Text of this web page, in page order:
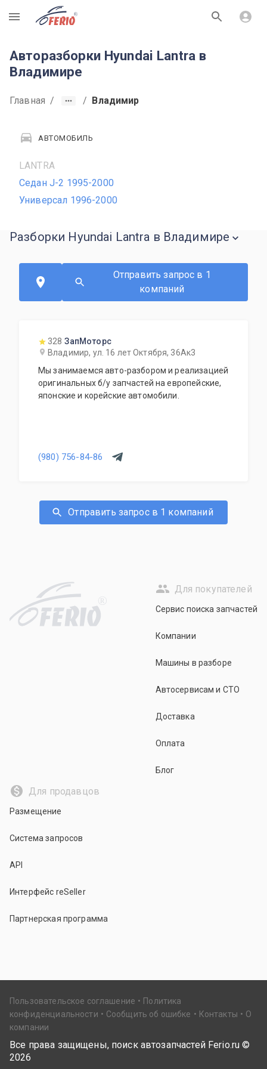
R
Авторазборки Hyundai Lantra в
Владимире
Главная / / Владимир
АВТОМОБИЛЬ
LANTRA
Седан J-2 1995-2000
Универсал 1996-2000
Разборки Hyundai Lantra в Владимире
Отправить запрос в 1
компаний
328 ЗапМоторс
Владимир, ул. 16 лет Октября, 36Ак3
Мы занимаемся авто-разбором и реализацией
оригинальных б/у запчастей на европейские,
японские и корейские автомобили.
(980) 756-84-86
Отправить запрос в 1 компаний
R
Для покупателей
Сервис поиска запчастей
Компании
Машины в разборе
Автосервисам и СТО
Доставка
Оплата
Блог
Для продавцов
Размещение
Система запросов
API
Интерфейс reSeller
Партнерская программа
Пользовательское соглашение
Политика
конфиденциальности
Сообщить об ошибке Контакты
О
компании
Все права защищены, поиск автозапчастей Ferio.ru ©
2026